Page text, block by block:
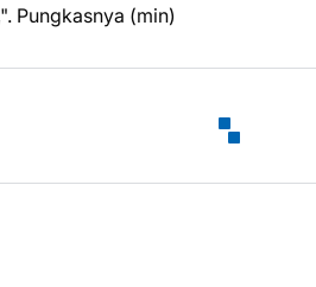
Pungkasnya (min)